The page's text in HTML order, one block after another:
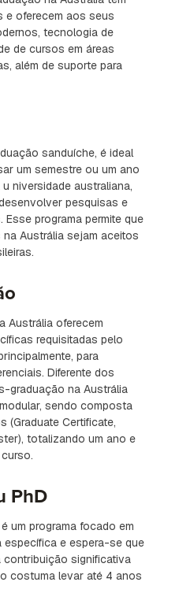
e oferecem aos seus
tecnologia de
de cursos em áreas
além de suporte para
sanduíche, é ideal
um semestre ou um ano
niversidade australiana,
pesquisas e
programa permite que
Austrália sejam aceitos
Austrália oferecem
requisitadas pelo
para
Diferente dos
graduação na Austrália
sendo composta
(Graduate Certificate,
totalizando um ano e
PhD
um programa focado em
específica e espera-se que
contribuição significativa
costuma levar até 4 anos